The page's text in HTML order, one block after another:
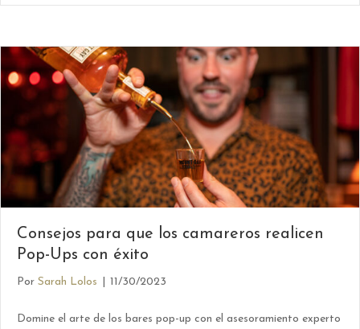
Consejos para que los camareros realicen
Pop-Ups con éxito
Por Sarah Lolos 11/30/2023
Domine el arte de los bares pop-up con el asesoramiento experto